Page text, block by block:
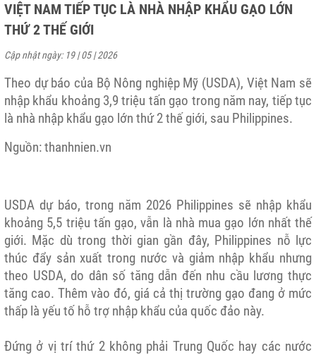
VIỆT NAM TIẾP TỤC LÀ NHÀ NHẬP KHẨU GẠO LỚN
THỨ 2 THẾ GIỚI
Cập nhật ngày: 19 | 05 | 2026
Theo dự báo của Bộ Nông nghiệp Mỹ (USDA), Việt Nam sẽ
nhập khẩu khoảng 3,9 triệu tấn gạo trong năm nay, tiếp tục
là nhà nhập khẩu gạo lớn thứ 2 thế giới, sau Philippines.
Nguồn: thanhnien.vn
USDA dự báo, trong năm 2026 Philippines sẽ nhập khẩu
khoảng 5,5 triệu tấn gạo, vẫn là nhà mua gạo lớn nhất thế
giới. Mặc dù trong thời gian gần đây, Philippines nỗ lực
thúc đẩy sản xuất trong nước và giảm nhập khẩu nhưng
theo USDA, do dân số tăng dẫn đến nhu cầu lương thực
tăng cao. Thêm vào đó, giá cả thị trường gạo đang ở mức
thấp là yếu tố hỗ trợ nhập khẩu của quốc đảo này.
Đứng ở vị trí thứ 2 không phải Trung Quốc hay các nước